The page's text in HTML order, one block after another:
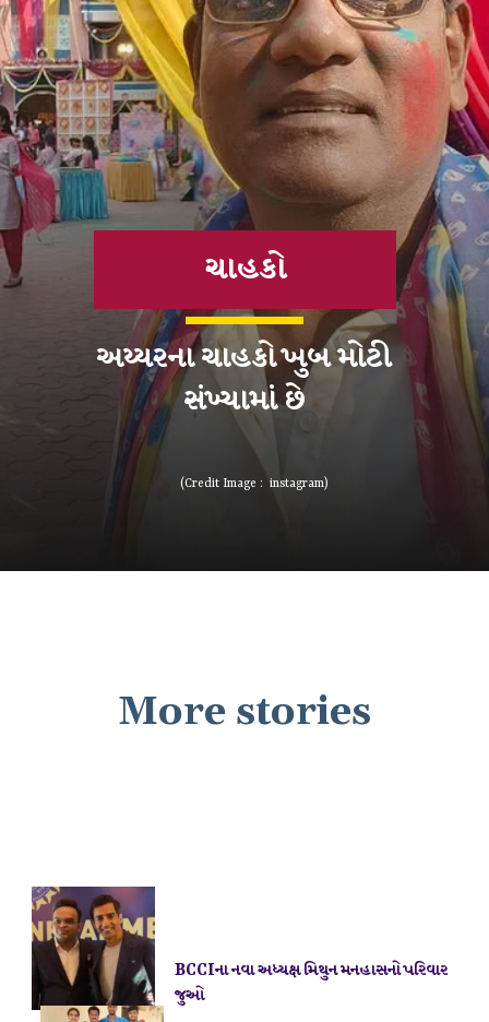
અય્યરના ચાહકો ખુબ મોટી
સંખ્યામાં છે
ચાહકો
(Credit Image : instagram)
More stories
BCCIના નવા અધ્યક્ષ મિથુન મનહાસનો પરિવાર
જુઓ